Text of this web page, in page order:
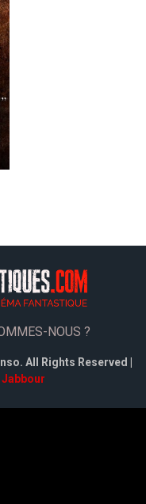
NOUS ?
All Rights Reserved |